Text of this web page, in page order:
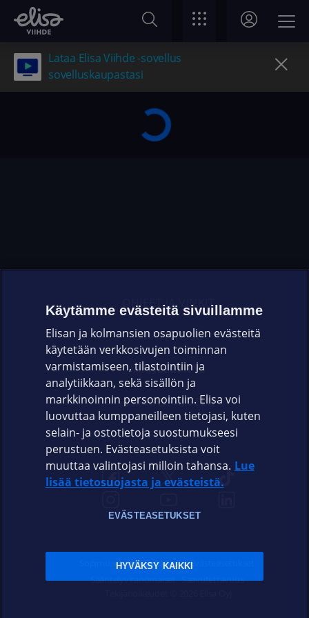
Lataa Elisa Viihde -sovellus
sovelluskaupastasi
OHJEET JA VINKIT
OMAYHTEISÖ
VIANSELVITYS
ASIAKASPALVELU
ELISA.FI
Sopimusehdot Tietosuoja Evästeasetukset
Sääntelyviranomaiset Saavutettavuus
Käytämme evästeitä sivuillamme
Elisan ja kolmansien osapuolien evästeitä
käytetään verkkosivujen toiminnan
varmistamiseen, tilastointiin ja
analytiikkaan, sekä sisällön ja
markkinoinnin personointiin. Elisa voi
luovuttaa kumppaneilleen tietojasi, kuten
selain- ja ostotietoja suostumukseesi
perustuen. Evästeasetuksista voit
muuttaa valintojasi milloin tahansa. Lue
lisää tietosuojasta ja evästeistä.
EVÄSTEASETUKSET
HYVÄKSY KAIKKI